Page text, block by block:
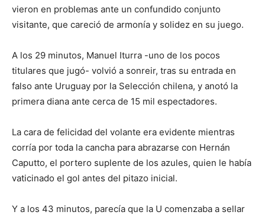
vieron en problemas ante un confundido conjunto
visitante, que careció de armonía y solidez en su juego.
A los 29 minutos, Manuel Iturra -uno de los pocos
titulares que jugó- volvió a sonreir, tras su entrada en
falso ante Uruguay por la Selección chilena, y anotó la
primera diana ante cerca de 15 mil espectadores.
La cara de felicidad del volante era evidente mientras
corría por toda la cancha para abrazarse con Hernán
Caputto, el portero suplente de los azules, quien le había
vaticinado el gol antes del pitazo inicial.
Y a los 43 minutos, parecía que la U comenzaba a sellar